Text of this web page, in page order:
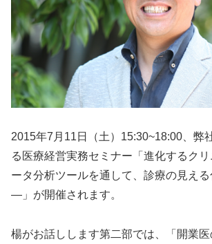
2015年7月11日（土）15:30~18:00、弊
る医療経営実務セミナー「進化するク
ータ分析ツールを通して、診療の見え
―」が開催されます。
楊がお話しします第二部では、「開業